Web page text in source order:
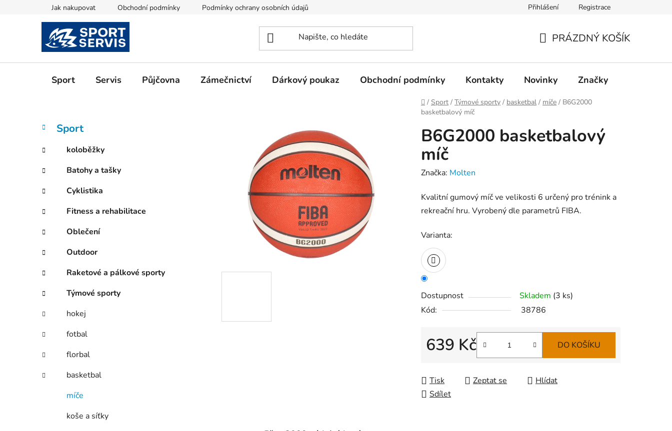
Jak nakupovat Obchodní podmínky Podmínky ochrany osobních údajů Přihlášení Registrace
KOŠÍK
PRÁZDNÝ KOŠÍK
Sport Servis Půjčovna Zámečnictví Dárkový poukaz Obchodní podmínky Kontakty Novinky Značky
Domů
/ Sport / Týmové sporty / basketbal / míče / B6G2000
basketbalový míč
P
s
r
a
n
í
p
a
e
l
Přeskočit
kategorie
K
a
e
g
o
r
e
Sport
koloběžky
Batohy a tašky
Cyklistika
Fitness a rehabilitace
Oblečení
Outdoor
Raketové a pálkové sporty
Týmové sporty
hokej
fotbal
florbal
basketbal
míče
koše a síťky
B6G2000 basketbalový
míč
Značka: Molten
Kvalitní gumový míč ve velikosti 6 určený pro trénink a
rekreační hru. Vyrobený dle parametrů FIBA.
Varianta:
Dostupnost Skladem (3 ks)
Kód:
38786
639 Kč DO KOŠÍKU
Tisk Zeptat se
Hlídat
Sdílet